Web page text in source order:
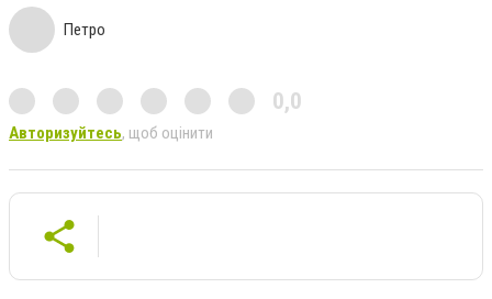
Петро
0,0
Авторизуйтесь, щоб оцінити